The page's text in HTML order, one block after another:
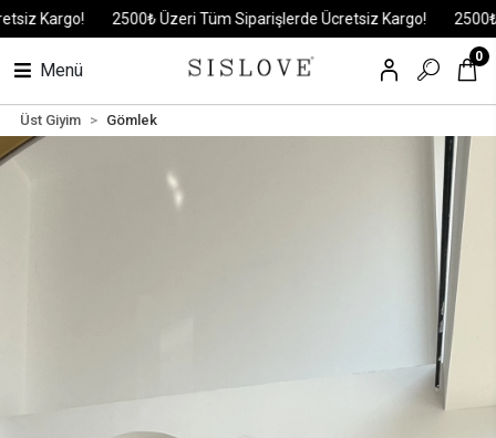
Kargo! 2500₺ Üzeri Tüm Siparişlerde Ücretsiz Kargo! 2500₺
Menü
0
Üst Giyim Gömlek